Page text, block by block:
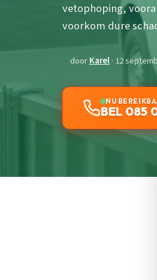
vetophoping,
voorkom dure
doorKarel· 12
NU
BEL 085